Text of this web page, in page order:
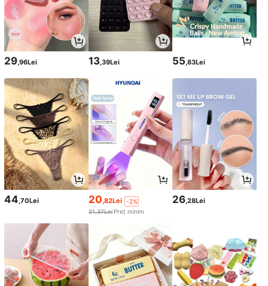
29,96Lei 13,39Lei 55,83Lei
44,70Lei 20,82Lei
-2%
21,37Lei Preț minim
26,28Lei